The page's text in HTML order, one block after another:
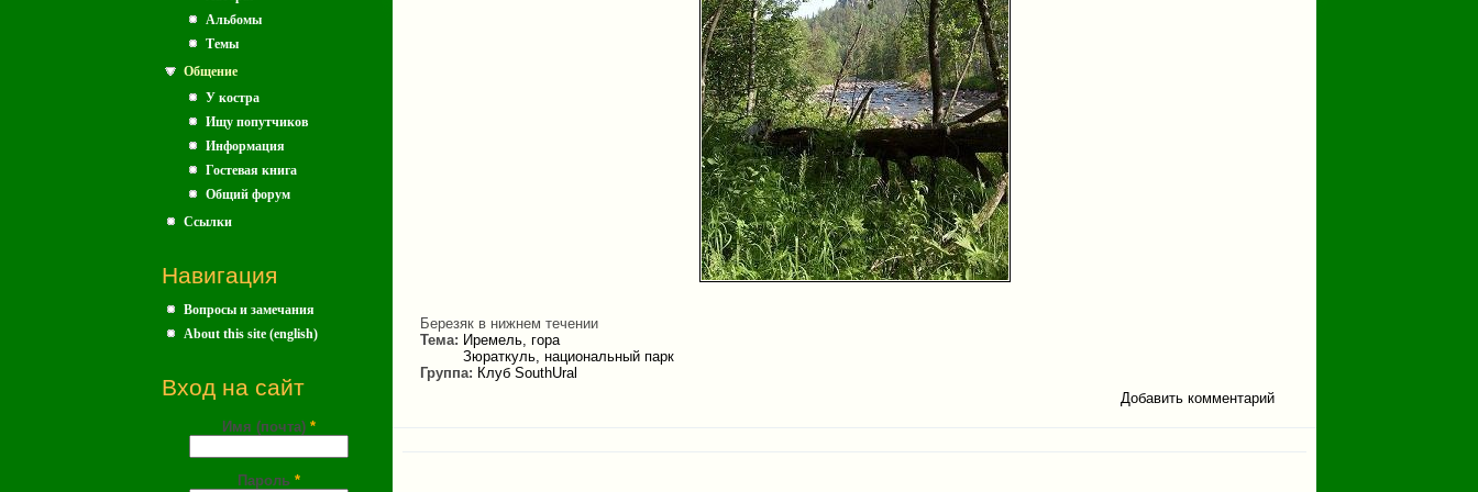
Альбомы
Темы
Общение
У костра
Ищу попутчиков
Информация
Гостевая книга
Общий форум
Ссылки
Навигация
Вопросы и замечания
About this site (english)
Вход на сайт
Имя (почта) *
Пароль *
Березяк в нижнем течении
Тема: Иремель, гора
Зюраткуль, национальный парк
Группа: Клуб SouthUral
Добавить комментарий